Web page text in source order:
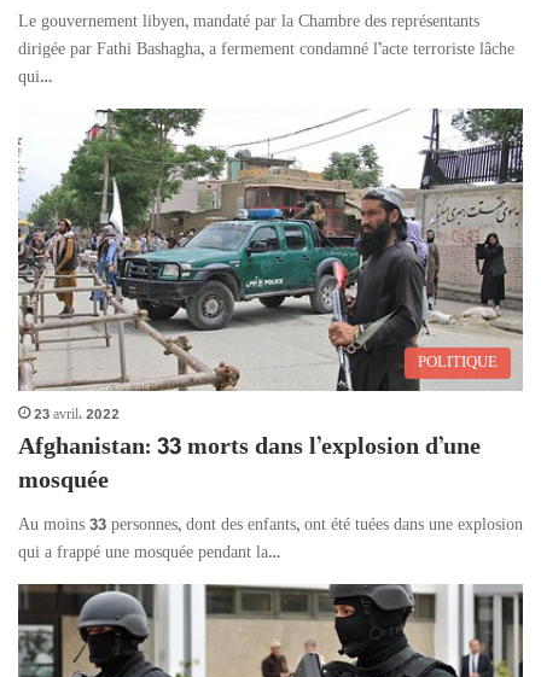
Le gouvernement libyen, mandaté par la Chambre des représentants
dirigée par Fathi Bashagha, a fermement condamné l’acte terroriste lâche
qui…
POLITIQUE
23 avril، 2022
Afghanistan: 33 morts dans l’explosion d’une
mosquée
Au moins 33 personnes, dont des enfants, ont été tuées dans une explosion
qui a frappé une mosquée pendant la…